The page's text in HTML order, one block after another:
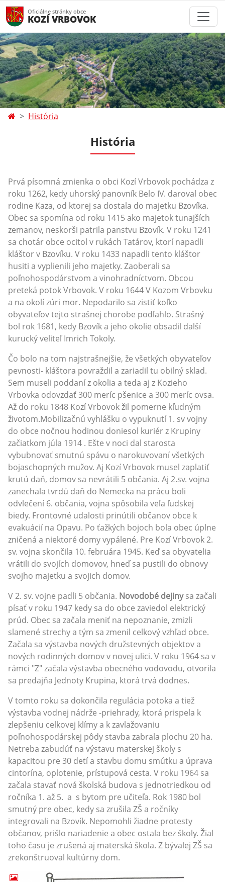
Oficiálne stránky obce
KOZÍ VRBOVOK
História
História
Prvá písomná zmienka o obci Kozí Vrbovok pochádza z
roku 1262, kedy uhorský panovník Belo IV. daroval obec
rodine Kaza, od ktorej sa dostala do majetku Bzovíka.
Obec sa spomína od roku 1415 ako majetok tunajších
zemanov, neskorši patrila panstvu Bzovík. V roku 1241
sa chotár obce ocitol v rukách Tatárov, ktorí napadli
kláštor v Bzovíku. V roku 1433 napadli tento kláštor
husiti a vyplienili jeho majetky. Zaoberali sa
poľnohospodárstvom a vinohradníctvom. Obcou
preteká potok Vrbovok. V roku 1644 V Kozom Vrbovku
a na okolí zúri mor. Nepodarilo sa zistiť koľko
obyvateľov tejto strašnej chorobe podľahlo. Strašný
bol rok 1681, kedy Bzovík a jeho okolie obsadil další
kurucký veliteľ Imrich Tokoly.
Čo bolo na tom najstrašnejšie, že všetkých obyvateľov
pevnosti- kláštora povraždil a zariadil tu obilný sklad.
Sem museli poddaní z okolia a teda aj z Kozieho
Vrbovka odovzdať 300 meríc pšenice a 300 meríc ovsa.
Až do roku 1848 Kozí Vrbovok žil pomerne kľudným
životom.Mobilizačnú vyhlášku o vypuknutí 1. sv vojny
do obce nočnou hodinou doniesol kuriér z Krupiny
začiatkom júla 1914 . Ešte v noci dal starosta
vybubnovať smutnú spávu o narokuvovaní všetkých
bojaschopných mužov. Aj Kozí Vrbovok musel zaplatiť
krutú daň, domov sa nevrátili 5 občania. Aj 2.sv. vojna
zanechala tvrdú daň do Nemecka na prácu boli
odvlečení 6. občania, vojna spôsobila veľa ľudskej
biedy. Frontovné udalosti prinútili občanov obce k
evakuácií na Opavu. Po ťažkých bojoch bola obec úplne
zničená a niektoré domy vypálené. Pre Kozí Vrbovok 2.
sv. vojna skončila 10. februára 1945. Keď sa obyvatelia
vrátili do svojích domovov, hneď sa pustili do obnovy
svojho majetku a svojich domov.
V 2. sv. vojne padli 5 občania. Novodobé dejinysa začali
písať v roku 1947 kedy sa do obce zaviedol elektrický
prúd. Obec sa začala meniť na nepoznanie, zmizli
slamené strechy a tým sa zmenil celkový vzhľad obce.
Začala sa výstavba nových družstevných objektov a
nových rodinných domov v novej ulici. V roku 1964 sa v
rámci "Z" začala výstavba obecného vodovodu, otvorila
sa predajňa Jednoty Krupina, ktorá trvá dodnes.
V tomto roku sa dokončila regulácia potoka a tiež
výstavba vodnej nádrže -priehrady, ktorá prispela k
zlepšeniu celkovej klímy a k zavlažovaniu
poľnohospodárskej pôdy stavba zabrala plochu 20 ha.
Netreba zabudúť na výstavu materskej školy s
kapacitou pre 30 detí a stavbu domu smútku a úprava
cintorína, oplotenie, prístupová cesta. V roku 1964 sa
začala stavať nová školská budova s jednotriedkou od
ročníka 1. až 5. a s bytom pre učiteľa. Rok 1980 bol
smutný pre obec, kedy sa zrušila ZŠ a ročníky
integrovali na Bzovík. Nepomohli žiadne protesty
občanov, prišlo nariadenie a obec ostala bez školy. Žial
toho času je zrušená aj materská škola. Z bývalej ZŠ sa
zrekonštruoval kultúrny dom.